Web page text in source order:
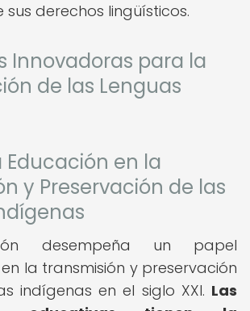
derechos lingüísticos.
Innovadoras para la
de las Lenguas
Educación en la
y Preservación de las
desempeña un papel
la transmisión y preservación
indígenas en el siglo XXI. Las